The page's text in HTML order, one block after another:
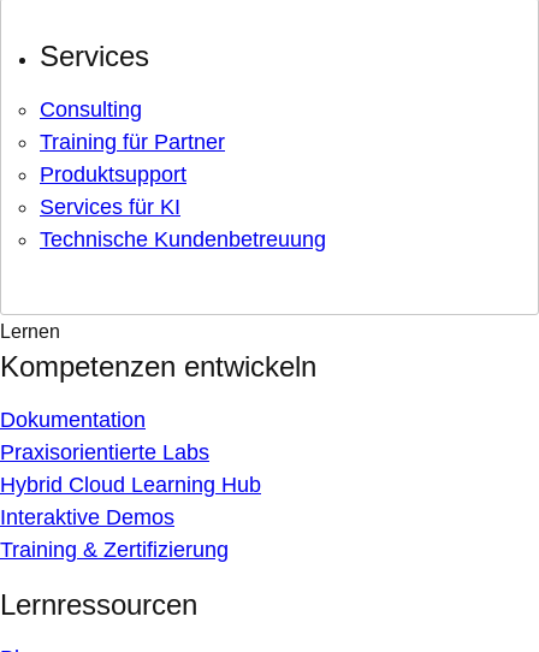
Services
Consulting
Training für Partner
Produktsupport
Services für KI
Technische Kundenbetreuung
Lernen
Kompetenzen entwickeln
Dokumentation
Praxisorientierte Labs
Hybrid Cloud Learning Hub
Interaktive Demos
Training & Zertifizierung
Lernressourcen